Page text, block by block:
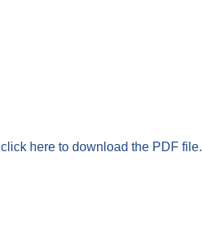
click here to download the PDF file.